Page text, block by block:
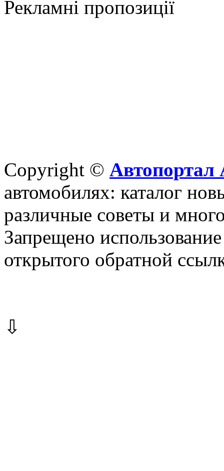
Рекламні пропозиції
Copyright © Автопортал
автомобилях: каталог
различные советы и
Запрещено
открытого обратной
⇩